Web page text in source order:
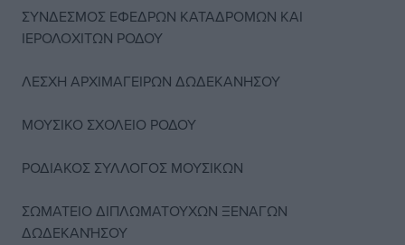
ΣΥΝΔΕΣΜΟΣ ΕΦΕΔΡΩΝ ΚΑΤΑΔΡΟΜΩΝ ΚΑΙ
ΙΕΡΟΛΟΧΙΤΩΝ ΡΟΔΟΥ
ΛΕΣΧΗ ΑΡΧΙΜΑΓΕΙΡΩΝ ΔΩΔΕΚΑΝΗΣΟΥ
ΜΟΥΣΙΚΟ ΣΧΟΛΕΙΟ ΡΟΔΟΥ
ΡΟΔΙΑΚΟΣ ΣΥΛΛΟΓΟΣ ΜΟΥΣΙΚΩΝ
ΣΩΜΑΤΕΙΟ ΔΙΠΛΩΜΑΤΟΥΧΩΝ ΞΕΝΑΓΩΝ
ΔΩΔΕΚΑΝΉΣΟΥ